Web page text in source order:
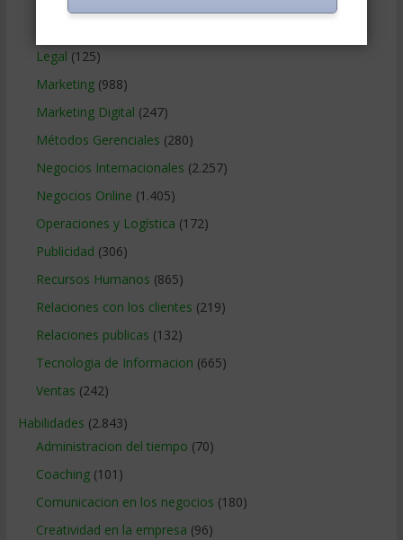
Legal (125)
Marketing(988)
Marketing Digital (247)
Métodos Gerenciales (280)
Negocios Internacionales (2.257)
Negocios Online (1.405)
Operaciones y Logística (172)
Publicidad (306)
Recursos Humanos (865)
Relaciones con los clientes (219)
Relaciones publicas (132)
Tecnologia de Informacion (665)
Ventas (242)
Habilidades (2.843)
Administracion del tiempo (70)
Coaching(101)
Comunicacion en los negocios (180)
Creatividad en la empresa (96)